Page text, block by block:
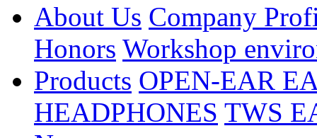
About Us Company
Honors Workshop
Products OPEN-EAR
HEADPHONES TWS